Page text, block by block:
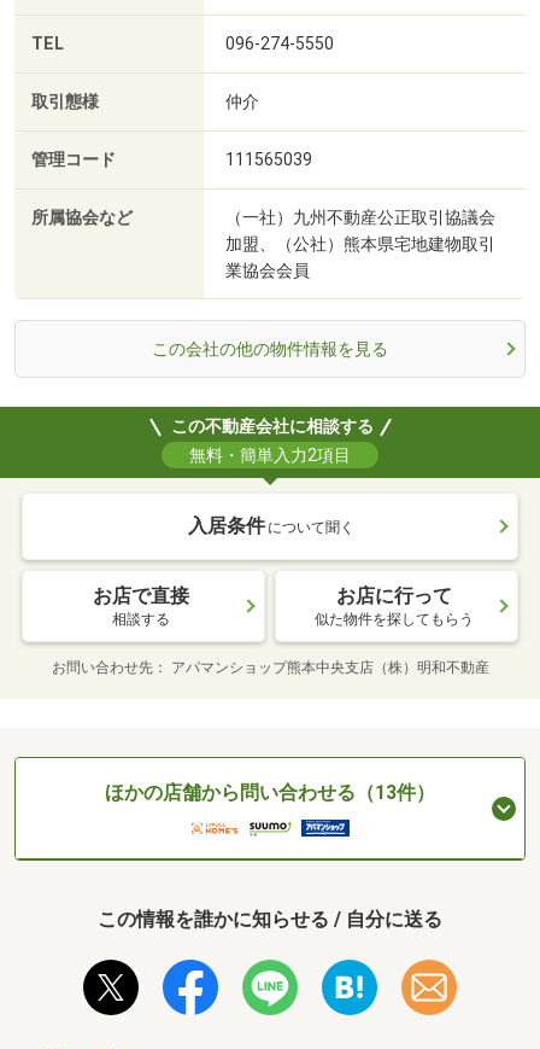
TEL 096-274-5550
取引態様 仲介
管理コード 111565039
所属協会など
（一社）九州不動産公正取引協議会
加盟、（公社）熊本県宅地建物取引
業協会会員
この会社の他の物件情報を見る
この不動産会社に相談する
無料・簡単入力2項目
入居条件 について聞く
お店で直接
相談する
お店に行って
似た物件を探してもらう
お問い合わせ先 アパマンショップ熊本中央支店（株）明和不動産
ほかの店舗から問い合わせる（13件）
この情報を誰かに知らせる / 自分に送る